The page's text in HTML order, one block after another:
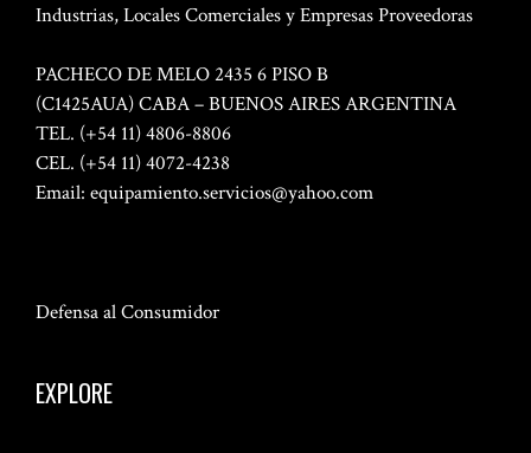
Industrias, Locales Comerciales y Empresas Proveedoras
PACHECO DE MELO 2435 6 PISO B
(C1425AUA) CABA – BUENOS AIRES ARGENTINA
TEL. (+54 11) 4806-8806
CEL. (+54 11) 4072-4238
Email: equipamiento.servicios@yahoo.com
Defensa al Consumidor
EXPLORE